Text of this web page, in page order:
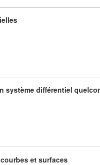
système différentiel
et surfaces